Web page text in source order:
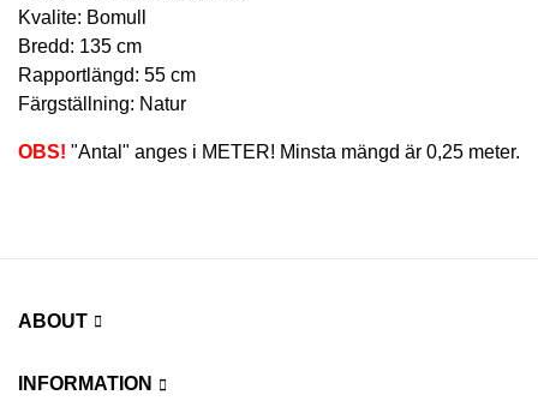
Kvalite: Bomull
Bredd: 135 cm
Rapportlängd: 55 cm
Färgställning: Natur
OBS! "Antal" anges i METER! Minsta mängd är 0,25 meter.
ABOUT
INFORMATION